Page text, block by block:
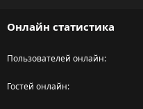
Онлайн статистика
Пользователей онлайн
Гостей онлайн